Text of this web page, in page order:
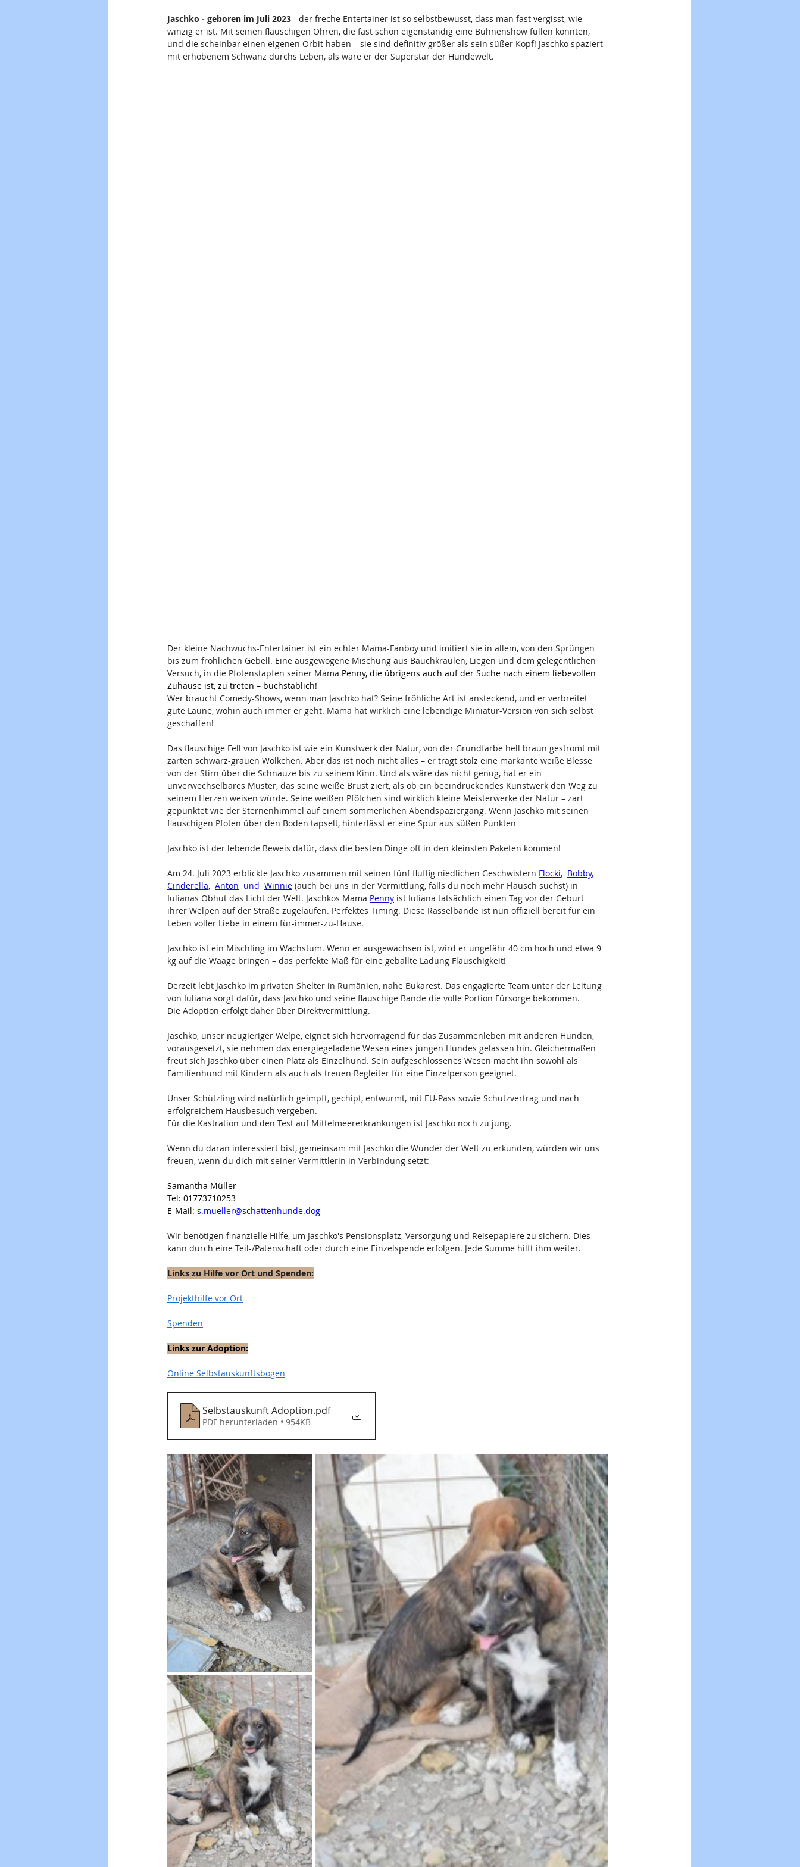
Jaschko - geboren im Juli 2023 - der freche Entertainer ist so selbstbewusst, dass man fast vergisst, wie
winzig er ist. Mit seinen flauschigen Ohren, die fast schon eigenständig eine Bühnenshow füllen könnten,
und die scheinbar einen eigenen Orbit haben – sie sind definitiv größer als sein süßer Kopf! Jaschko spaziert
mit erhobenem Schwanz durchs Leben, als wäre er der Superstar der Hundewelt.
Der kleine Nachwuchs-Entertainer ist ein echter Mama-Fanboy und imitiert sie in allem, von den Sprüngen
bis zum fröhlichen Gebell. Eine ausgewogene Mischung aus Bauchkraulen, Liegen und dem gelegentlichen
Versuch, in die Pfotenstapfen seiner Mama Penny, die übrigens auch auf der Suche nach einem liebevollen
Zuhause ist, zu treten – buchstäblich!
Wer braucht Comedy-Shows, wenn man Jaschko hat? Seine fröhliche Art ist ansteckend, und er verbreitet
gute Laune, wohin auch immer er geht. Mama hat wirklich eine lebendige Miniatur-Version von sich selbst
geschaffen!
Das flauschige Fell von Jaschko ist wie ein Kunstwerk der Natur, von der Grundfarbe hell braun gestromt mit
zarten schwarz-grauen Wölkchen. Aber das ist noch nicht alles – er trägt stolz eine markante weiße Blesse
von der Stirn über die Schnauze bis zu seinem Kinn. Und als wäre das nicht genug, hat er ein
unverwechselbares Muster, das seine weiße Brust ziert, als ob ein beeindruckendes Kunstwerk den Weg zu
seinem Herzen weisen würde. Seine weißen Pfötchen sind wirklich kleine Meisterwerke der Natur – zart
gepunktet wie der Sternenhimmel auf einem sommerlichen Abendspaziergang. Wenn Jaschko mit seinen
flauschigen Pfoten über den Boden tapselt, hinterlässt er eine Spur aus süßen Punkten
Jaschko ist der lebende Beweis dafür, dass die besten Dinge oft in den kleinsten Paketen kommen!
Am 24. Juli 2023 erblickte Jaschko zusammen mit seinen fünf fluffig niedlichen Geschwistern Flocki, Bobby,
Cinderella, Anton und Winnie (auch bei uns in der Vermittlung, falls du noch mehr Flausch suchst) in
Iulianas Obhut das Licht der Welt. Jaschkos Mama Penny ist Iuliana tatsächlich einen Tag vor der Geburt
ihrer Welpen auf der Straße zugelaufen. Perfektes Timing. Diese Rasselbande ist nun offiziell bereit für ein
Leben voller Liebe in einem für-immer-zu-Hause.
Jaschko ist ein Mischling im Wachstum. Wenn er ausgewachsen ist, wird er ungefähr 40 cm hoch und etwa 9
kg auf die Waage bringen – das perfekte Maß für eine geballte Ladung Flauschigkeit!
Derzeit lebt Jaschko im privaten Shelter in Rumänien, nahe Bukarest. Das engagierte Team unter der Leitung
von Iuliana sorgt dafür, dass Jaschko und seine flauschige Bande die volle Portion Fürsorge bekommen.
Die Adoption erfolgt daher über Direktvermittlung.
Jaschko, unser neugieriger Welpe, eignet sich hervorragend für das Zusammenleben mit anderen Hunden,
vorausgesetzt, sie nehmen das energiegeladene Wesen eines jungen Hundes gelassen hin. Gleichermaßen
freut sich Jaschko über einen Platz als Einzelhund. Sein aufgeschlossenes Wesen macht ihn sowohl als
Familienhund mit Kindern als auch als treuen Begleiter für eine Einzelperson geeignet.
Unser Schützling wird natürlich geimpft, gechipt, entwurmt, mit EU-Pass sowie Schutzvertrag und nach
erfolgreichem Hausbesuch vergeben.
Für die Kastration und den Test auf Mittelmeererkrankungen ist Jaschko noch zu jung.
Wenn du daran interessiert bist, gemeinsam mit Jaschko die Wunder der Welt zu erkunden, würden wir uns
freuen, wenn du dich mit seiner Vermittlerin in Verbindung setzt:
Samantha Müller
Tel: 01773710253
E-Mail: s.mueller@schattenhunde.dog
Wir benötigen finanzielle Hilfe, um Jaschko's Pensionsplatz, Versorgung und Reisepapiere zu sichern. Dies
kann durch eine Teil-/Patenschaft oder durch eine Einzelspende erfolgen. Jede Summe hilft ihm weiter.
Links zu Hilfe vor Ort und Spenden:
Projekthilfe vor Ort
Spenden
Links zur Adoption:
Online Selbstauskunftsbogen
Selbstauskunft Adoption.pdf
PDF herunterladen • 954KB